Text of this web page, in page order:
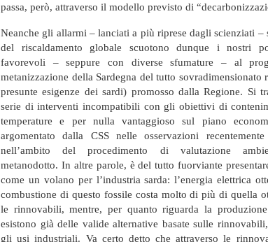
passa, però, attraverso il modello previsto di
Neanche gli allarmi – lanciati a più riprese dagli scienziati –
del riscaldamento globale scuotono dunque i nostri
favorevoli – seppure con diverse sfumature – al
metanizzazione della Sardegna del tutto sovradimensionato
presunte esigenze dei sardi) promosso dalla Regione. Si
serie di interventi incompatibili con gli obiettivi di
temperature e per nulla vantaggioso sul piano
argomentato dalla CSS nelle osservazioni recentemente
nell’ambito del procedimento di valutazione
metanodotto. In altre parole, è del tutto fuorviante
come un volano per l’industria sarda: l’energia elettrica
combustione di questo fossile costa molto di più di quella
le rinnovabili, mentre, per quanto riguarda la
esistono già delle valide alternative basate sulle
gli usi industriali. Va certo detto che attraverso le